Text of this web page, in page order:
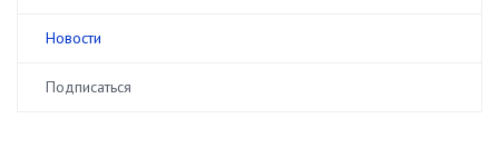
Новости
Подписаться